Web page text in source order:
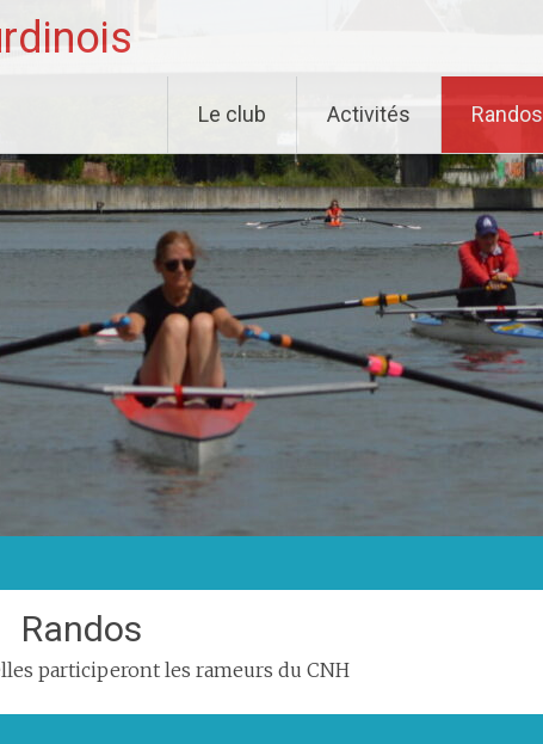
Le club Activités Randos
Randos
participeront les rameurs du CNH